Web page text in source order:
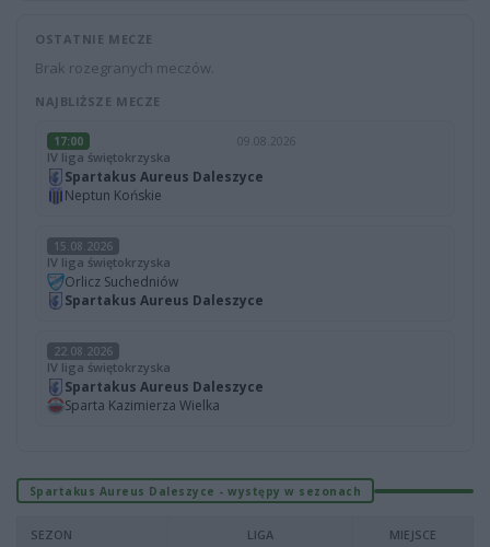
OSTATNIE MECZE
Brak rozegranych meczów.
NAJBLIŻSZE MECZE
17:00 09.08.2026
IV liga świętokrzyska
Spartakus Aureus Daleszyce
Neptun Końskie
15.08.2026
IV liga świętokrzyska
Orlicz Suchedniów
Spartakus Aureus Daleszyce
22.08.2026
IV liga świętokrzyska
Spartakus Aureus Daleszyce
Sparta Kazimierza Wielka
Spartakus Aureus Daleszyce - występy w sezonach
SEZON LIGA MIEJSCE